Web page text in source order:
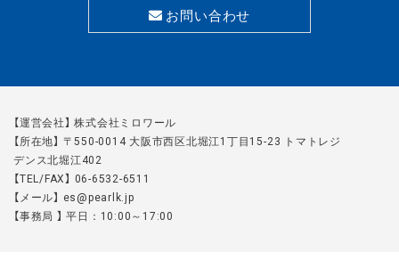
お問い合わせ
【運営会社】 株式会社ミロワール
【所在地】 〒550-0014 大阪市西区北堀江1丁目15-23 トマトレジ
デンス北堀江402
【TEL/FAX】 06-6532-6511
【メール】 es@pearlk.jp
【事務局 】 平日：10:00～17:00